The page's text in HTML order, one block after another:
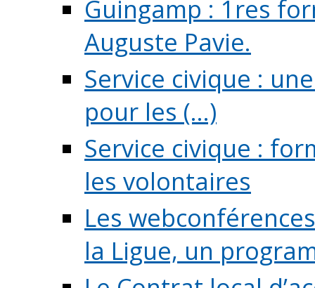
Guingamp : 1res
Auguste Pavie.
Service civique :
pour les (...)
Service civique :
les volontaires
Les
la Ligue, un